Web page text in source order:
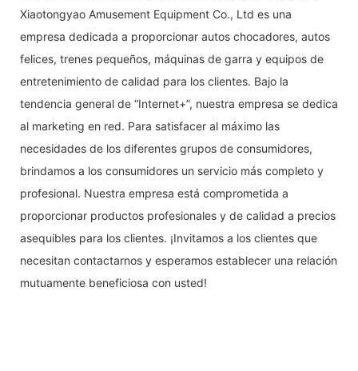
Xiaotongyao Amusement Equipment Co., Ltd es una
empresa dedicada a proporcionar autos chocadores, autos
felices, trenes pequeños, máquinas de garra y equipos de
entretenimiento de calidad para los clientes. Bajo la
tendencia general de “Internet+”, nuestra empresa se dedica
al marketing en red. Para satisfacer al máximo las
necesidades de los diferentes grupos de consumidores,
brindamos a los consumidores un servicio más completo y
profesional. Nuestra empresa está comprometida a
proporcionar productos profesionales y de calidad a precios
asequibles para los clientes. ¡Invitamos a los clientes que
necesitan contactarnos y esperamos establecer una relación
mutuamente beneficiosa con usted!